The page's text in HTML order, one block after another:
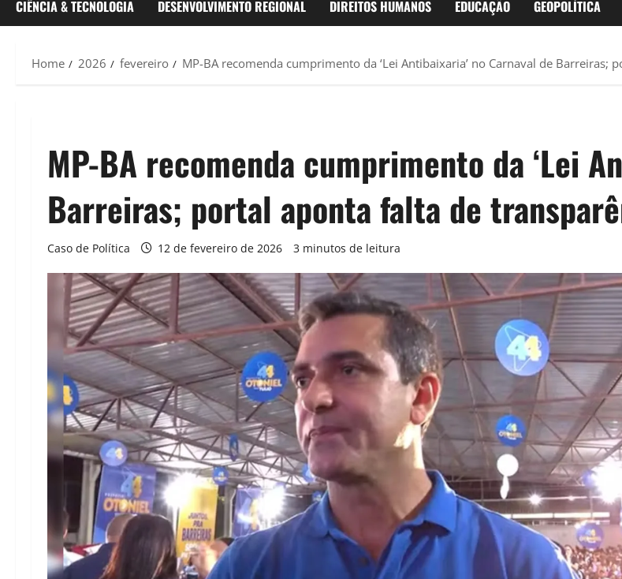
CIÊNCIA & TECNOLOGIA DESENVOLVIMENTO REGIONAL DIREITOS HUMANOS EDUCAÇÃO GEOPOLÍTICA
Home 2026 fevereiro MP-BA recomenda cumprimento da ‘Lei Antibaixaria’ no Carnaval de Barreiras;
MP-BA recomenda cumprimento da ‘Lei
Barreiras; portal aponta falta de
Caso de Política 12 de fevereiro de 2026 3 minutos de leitura